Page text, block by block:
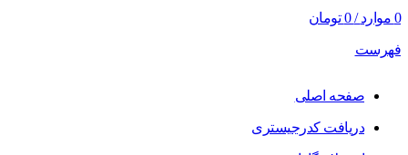
0 موارد /
0 تومان
فهرست
صفحه اصلی
دریافت کدرجیستری